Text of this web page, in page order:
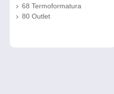
68 Termoformatura
80 Outlet